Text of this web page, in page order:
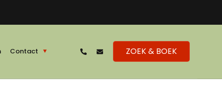
Contact ZOEK & BOEK